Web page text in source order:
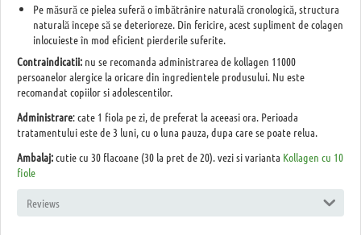
Pe măsură ce pielea suferă o îmbătrânire naturală cronologică, structura
naturală începe să se deterioreze. Din fericire, acest supliment de colagen
inlocuieste în mod eficient pierderile suferite.
Contraindicatii: nu se recomanda administrarea de kollagen 11000
persoanelor alergice la oricare din ingredientele produsului. Nu este
recomandat copiilor si adolescentilor.
Administrare: cate 1 fiola pe zi, de preferat la aceeasi ora. Perioada
tratamentului este de 3 luni, cu o luna pauza, dupa care se poate relua.
Ambalaj:cutie cu 30 flacoane (30 la pret de 20). vezi si varianta Kollagen cu 10
fiole
Reviews